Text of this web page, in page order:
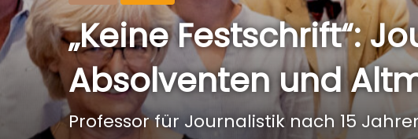
„Keine Festschrift“:
Absolventen und
Professor für Journalistik nach 15